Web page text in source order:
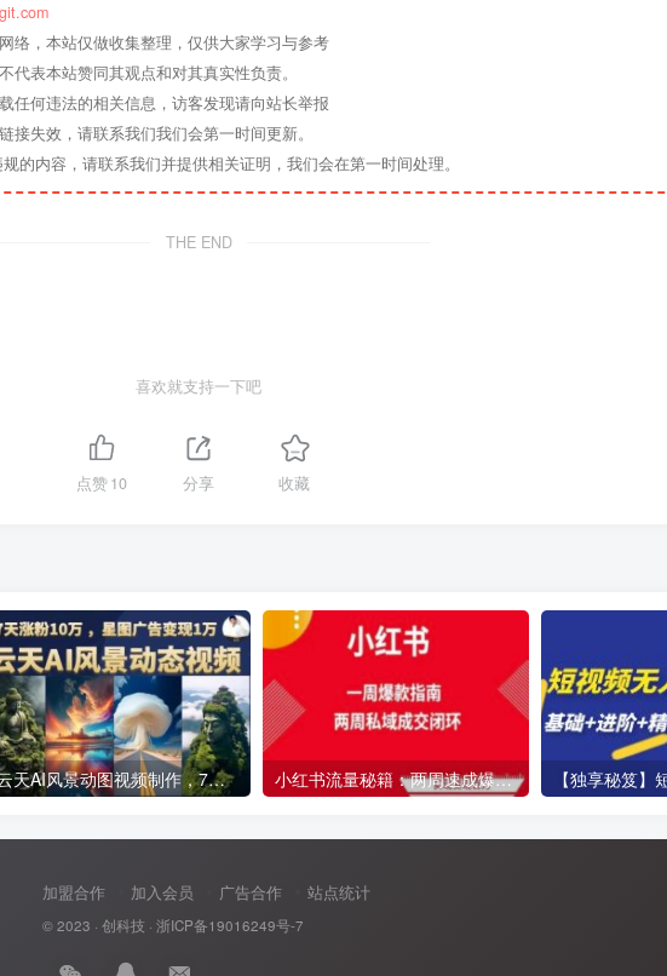
络，本站仅做收集整理，仅供大家学习与参考
表本站赞同其观点和对其真实性负责。
任何违法的相关信息，访客发现请向站长举报
失效，请联系我们我们会第一时间更新。
的内容，请联系我们并提供相关证明，我们会在第一时间处理。
THE END
喜欢就支持一下吧
点赞10 分享 收藏
云天AI风景动图视频制作，7天涨粉10万，星图广告变现1万 小红书流量秘籍：两周速成爆款笔记，解锁免费流量池
加盟合作 加入会员 广告合作 站点统计
© 2023 · 创科技 · 浙ICP备19016249号-7